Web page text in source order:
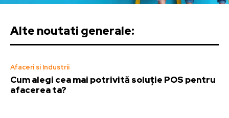
Alte noutati generale:
Afaceri si Industrii
Cum alegi cea mai potrivită soluție POS pentru
afacerea ta?